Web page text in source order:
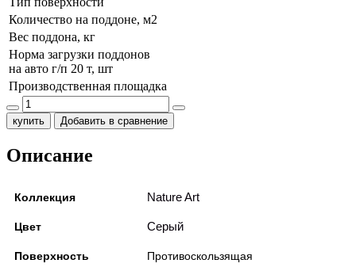
Количество на поддоне, м2
Вес поддона, кг
Норма загрузки поддонов
на авто г/п 20 т, шт
Производственная площадка
купить Добавить в сравнение
Описание
Коллекция Nature Art
Цвет Серый
Поверхность Противоскользящая